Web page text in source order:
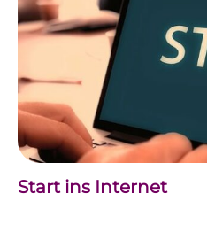
Start ins Internet